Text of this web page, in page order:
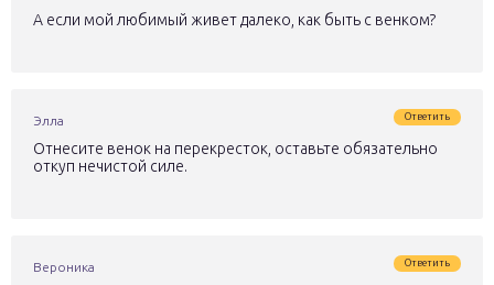
А если мой любимый живет далеко, как быть с венком?
Элла Ответить
Отнесите венок на перекресток, оставьте обязательно
откуп нечистой силе.
Вероника Ответить